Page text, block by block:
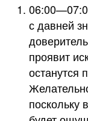
с давней
проявит
останутся
поскольку